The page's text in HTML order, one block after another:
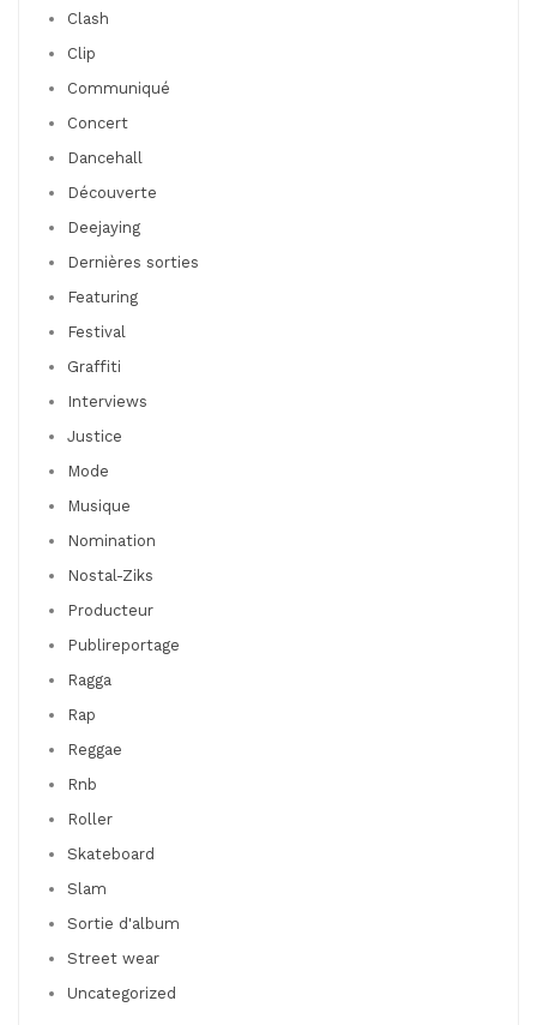
Clash
Clip
Communiqué
Concert
Dancehall
Découverte
Deejaying
Dernières sorties
Featuring
Festival
Graffiti
Interviews
Justice
Mode
Musique
Nomination
Nostal-Ziks
Producteur
Publireportage
Ragga
Rap
Reggae
Rnb
Roller
Skateboard
Slam
Sortie d'album
Street wear
Uncategorized